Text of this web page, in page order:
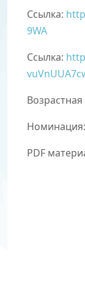
Ссылка:
9WA
Ссылка:
Возрастная
Номинация:
PDF